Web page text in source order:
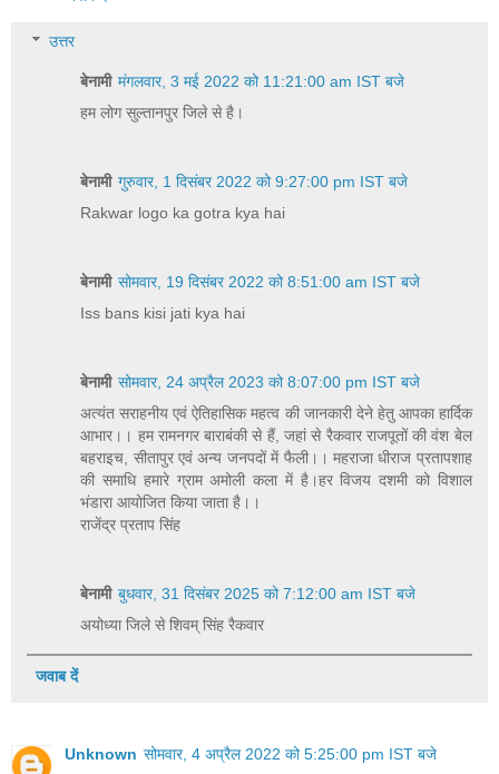
उत्तर
बेनामी मंगलवार, 3 मई 2022 को 11:21:00 am IST बजे
हम लोग सुल्तानपुर जिले से है।
बेनामी गुरुवार, 1 दिसंबर 2022 को 9:27:00 pm IST बजे
Rakwar logo ka gotra kya hai
बेनामी सोमवार, 19 दिसंबर 2022 को 8:51:00 am IST बजे
Iss bans kisi jati kya hai
बेनामी सोमवार, 24 अप्रैल 2023 को 8:07:00 pm IST बजे
अत्यंत सराहनीय एवं ऐतिहासिक महत्व की जानकारी देने हेतु आपका हार्दिक
आभार।। हम रामनगर बाराबंकी से हैं, जहां से रैकवार राजपूतों की वंश बेल
बहराइच, सीतापुर एवं अन्य जनपदों में फैली।। महराजा धीराज प्रतापशाह
की समाधि हमारे ग्राम अमोली कला में है।हर विजय दशमी को विशाल
भंडारा आयोजित किया जाता है।।
राजेंद्र प्रताप सिंह
बेनामी बुधवार, 31 दिसंबर 2025 को 7:12:00 am IST बजे
अयोध्या जिले से शिवम् सिंह रैकवार
जवाब दें
Unknown सोमवार, 4 अप्रैल 2022 को 5:25:00 pm IST बजे